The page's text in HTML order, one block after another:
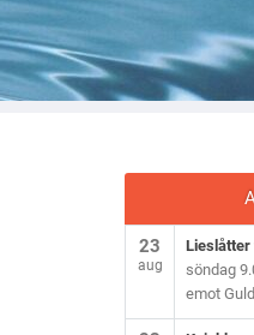
23
aug
Lieslåtter
söndag
emot